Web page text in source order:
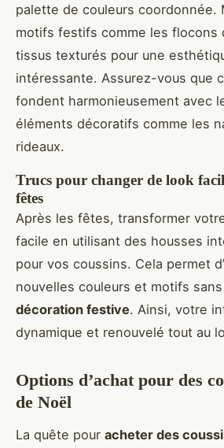
palette de couleurs coordonnée.
motifs festifs comme les flocons
tissus texturés pour une
intéressante. Assurez-vous que
fondent harmonieusement avec
éléments décoratifs comme les
rideaux.
Trucs pour changer de look
fêtes
Après les fêtes, transformer
facile en utilisant des housses
pour vos coussins. Cela permet
nouvelles couleurs et motifs
décoration festive. Ainsi, votre
dynamique et renouvelé tout au
Options d’achat pour des
de Noël
La quête pour acheter des